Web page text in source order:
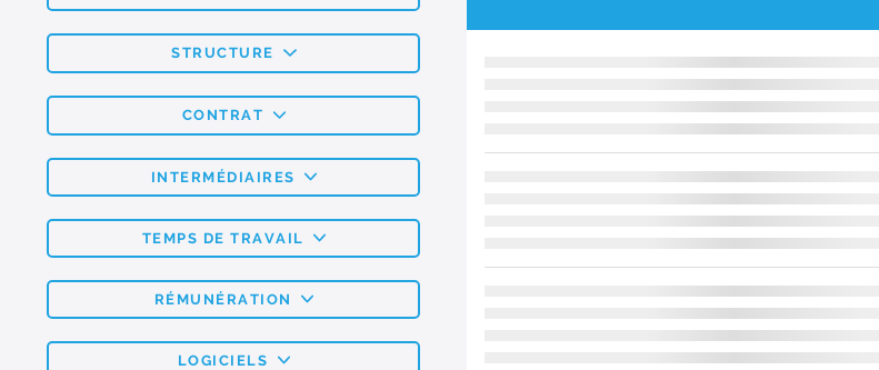
STRUCTURE
CONTRAT
INTERMÉDIAIRES
TEMPS DE TRAVAIL
RÉMUNÉRATION
LOGICIELS